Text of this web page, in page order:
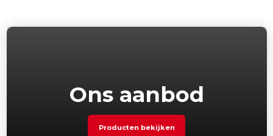
Ons aanbod
Producten bekijken